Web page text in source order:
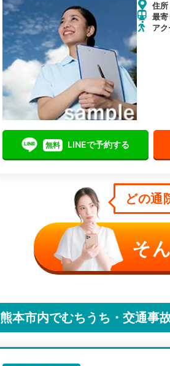
住
最寄
ア
無料 LINEで予約する
どの通
そ
熊本市内でむちうち・交通事